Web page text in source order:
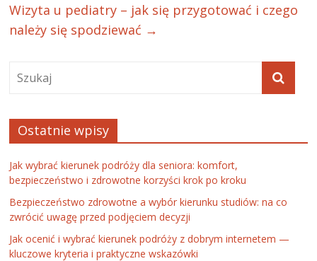
Wizyta u pediatry – jak się przygotować i czego
należy się spodziewać →
Ostatnie wpisy
Jak wybrać kierunek podróży dla seniora: komfort,
bezpieczeństwo i zdrowotne korzyści krok po kroku
Bezpieczeństwo zdrowotne a wybór kierunku studiów: na co
zwrócić uwagę przed podjęciem decyzji
Jak ocenić i wybrać kierunek podróży z dobrym internetem —
kluczowe kryteria i praktyczne wskazówki